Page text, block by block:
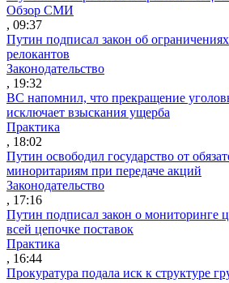
Обзор СМИ
, 09:37
Путин подписал закон об
релокантов
Законодательство
, 19:32
ВС напомнил, что прекращение
исключает взыскания ущерба
Практика
, 18:02
Путин освободил государство от
миноритариям при передаче акций
Законодательство
, 17:16
Путин подписал закон о мониторинге
всей цепочке поставок
Практика
, 16:44
Прокуратура подала иск к структуре